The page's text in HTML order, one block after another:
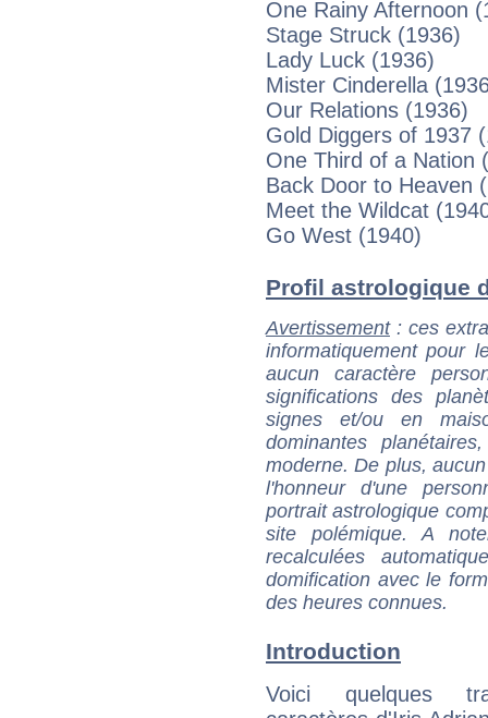
One Rainy Afternoon
Stage Struck (1936)
Lady Luck (1936)
Mister Cinderella
Our Relations (1936)
Gold Diggers of 1937
One Third of a Nation
Back Door to Heaven
Meet the Wildcat
Go West (1940)
Profil astrologique
Avertissement: ces
informatiquement pour
aucun caractère
significations des
signes et/ou en
dominantes
moderne. De plus,
l'honneur d'une
portrait astrologique
site polémique. A
recalculées
domification avec le
des heures connues.
Introduction
Voici quelques